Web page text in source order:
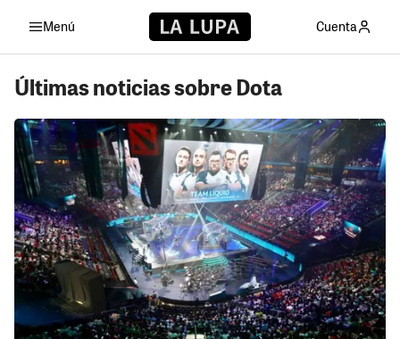
Menú Cuenta
Últimas noticias sobre Dota